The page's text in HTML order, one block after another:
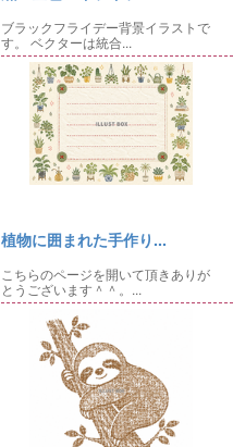
ブラックフライデー背景イラストで
す。 ベクターは統合...
植物に囲まれた手作り...
こちらのページを開いて頂きありが
とうございます＾＾。...